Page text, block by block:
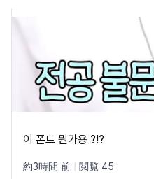
이 폰트 뭔가용 ?!?
約3時間 前 閲覧 45